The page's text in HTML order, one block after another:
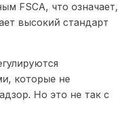
FSCA, что означает,
высокий стандарт
которые не
Но это не так с